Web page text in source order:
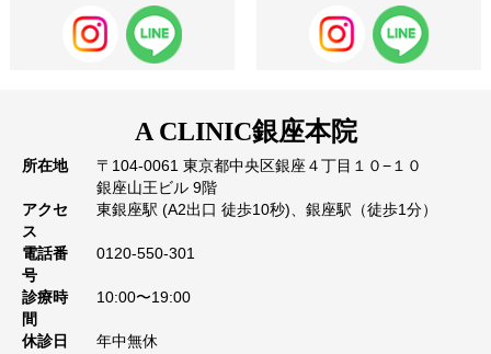
A CLINIC銀座本院
所在地
〒104-0061 東京都中央区銀座４丁目１０−１０
銀座山王ビル 9階
アクセ
ス
東銀座駅 (A2出口 徒歩10秒)、銀座駅（徒歩1分）
電話番
号
0120-550-301
診療時
間
10:00〜19:00
休診日
年中無休